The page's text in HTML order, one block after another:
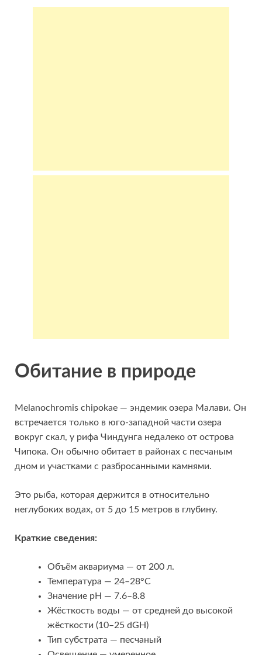
Обитание в природе
Melanochromis chipokae — эндемик озера Малави. Он
встречается только в юго-западной части озера
вокруг скал, у рифа Чиндунга недалеко от острова
Чипока. Он обычно обитает в районах с песчаным
дном и участками с разбросанными камнями.
Это рыба, которая держится в относительно
неглубоких водах, от 5 до 15 метров в глубину.
Краткие сведения:
Объём аквариума — от 200 л.
Температура — 24–28°C
Значение pH — 7.6–8.8
Жёсткость воды — от средней до высокой
жёсткости (10–25 dGH)
Тип субстрата — песчаный